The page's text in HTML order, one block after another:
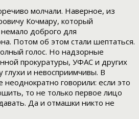
молчали. Наверное, из
Кочмару, который
доброго для
Потом об этом стали шептаться.
голос. Но надзорные
прокуратуры, УФАС и других
глухи и невосприимчивы. В
говорили: если это
то не только первое лицо
Да и отмашки никто не